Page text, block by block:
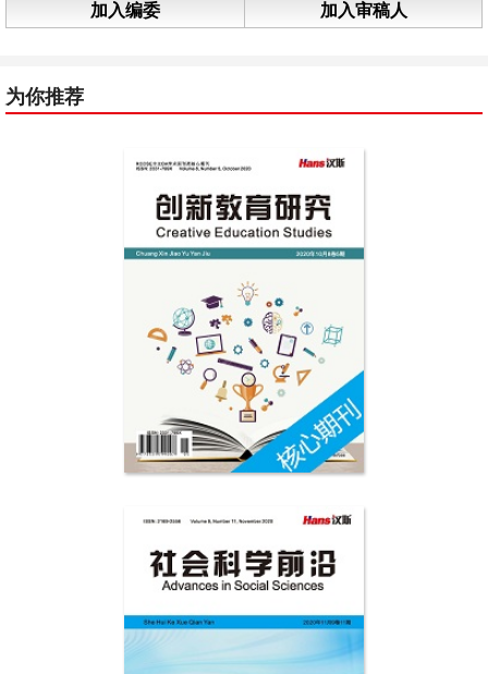
加入编委 加入审稿人
为你推荐